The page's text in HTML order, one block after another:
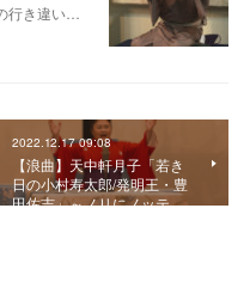
行き違い…
2022.12.17 09:08
【浪曲】天中軒月子「若き
日の小村寿太郎/発明王・豊
田佐吉」～ノリにノッテ…